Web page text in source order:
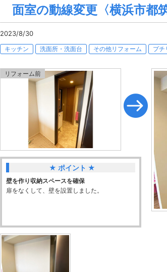
面室の動線変更〈横浜市都筑
2023/8/30
キッチン 洗面所・洗面台 その他リフォーム プチ
★ ポイント ★
壁を作り収納スペースを確保
扉をなくして、壁を設置しました。